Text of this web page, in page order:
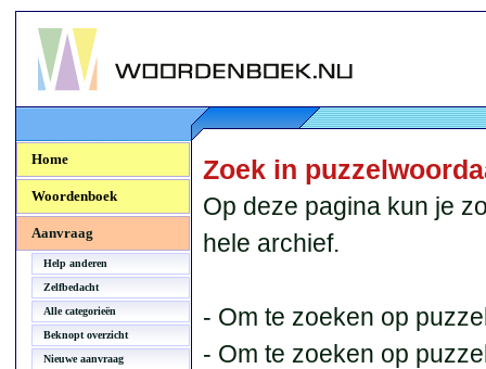
Woordenboek.NU
Home
Woordenboek
Aanvraag
Help anderen
Zelfbedacht
Alle categorieën
Beknopt overzicht
Nieuwe aanvraag
Zoek in
Op deze pagina kun je
hele archief.
- Om te zoeken op
- Om te zoeken op